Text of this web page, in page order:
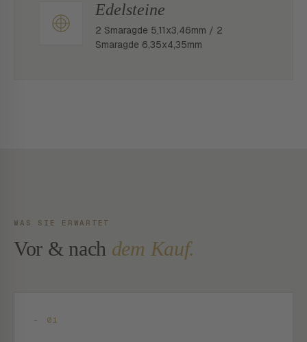
Edelsteine
2 Smaragde 5,11x3,46mm / 2
Smaragde 6,35x4,35mm
WAS SIE ERWARTET
Vor & nach dem Kauf.
- 01